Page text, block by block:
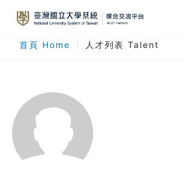
最新消息
人才列表
臺灣國立大學系統
登入
註冊
首頁 Home 人才列表 Talent